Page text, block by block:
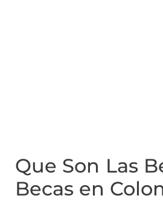
Que Son Las
Becas en